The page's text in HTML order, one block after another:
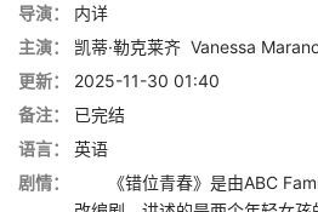
导演：
内详
主演：
凯蒂·勒克莱齐 Vanessa
更新：
2025-11-30 01:40
备注：
已完结
语言：
英语
剧情：
《错位青春》是由ABC